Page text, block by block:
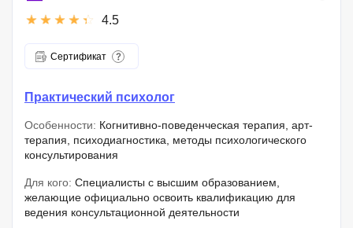
4.5
Сертификат
Практический психолог
Особенности: Когнитивно-поведенческая терапия, арт-
терапия, психодиагностика, методы психологического
консультирования
Для кого: Специалисты с высшим образованием,
желающие официально освоить квалификацию для
ведения консультационной деятельности